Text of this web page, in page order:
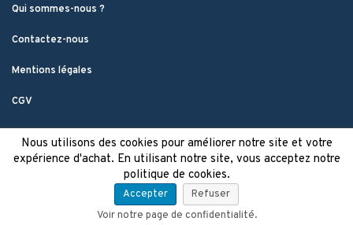
Qui sommes-nous ?
Contactez-nous
Mentions légales
CGV
Nous utilisons des cookies pour améliorer notre site et votre
expérience d'achat. En utilisant notre site, vous acceptez notre
politique de cookies.
Accepter
Refuser
Voir notre page de confidentialité.